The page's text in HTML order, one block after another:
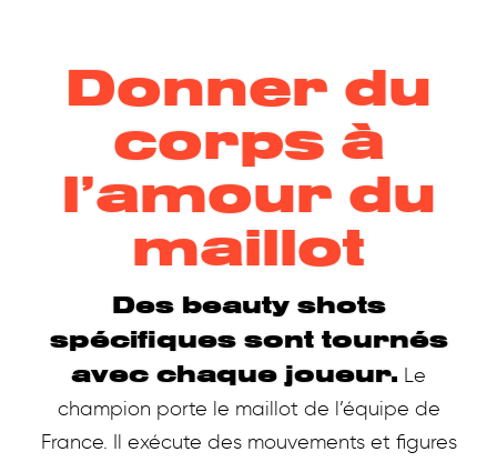
Donner du
corps à
l’amour du
maillot
Des beauty shots
spécifiques sont tournés
avec chaque joueur. Le
champion porte le maillot de l’équipe de
France. Il exécute des mouvements et figures